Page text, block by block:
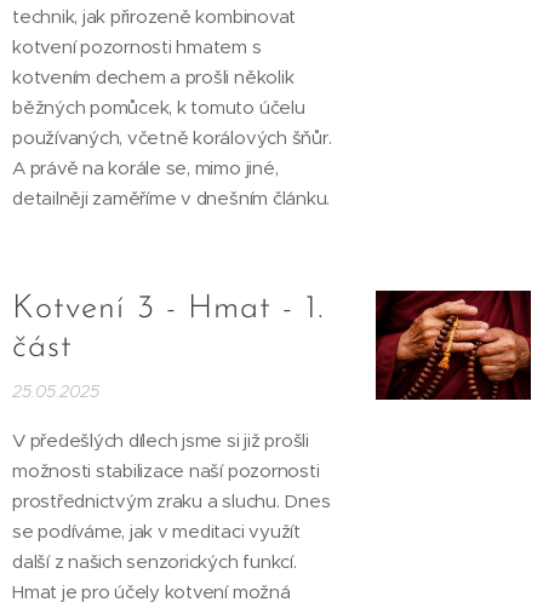
technik, jak přirozeně kombinovat
kotvení pozornosti hmatem s
kotvením dechem a prošli několik
běžných pomůcek, k tomuto účelu
používaných, včetně korálových šňůr.
A právě na korále se, mimo jiné,
detailněji zaměříme v dnešním článku.
Kotvení 3 - Hmat - 1.
část
25.05.2025
V předešlých dílech jsme si již prošli
možnosti stabilizace naší pozornosti
prostřednictvým zraku a sluchu. Dnes
se podíváme, jak v meditaci využít
další z našich senzorických funkcí.
Hmat je pro účely kotvení možná